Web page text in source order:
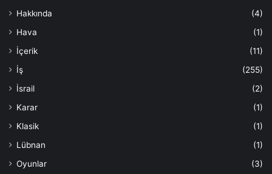
Hakkında
(4)
Hava
(1)
İçerik
(11)
İş
(255)
İsrail
(2)
Karar
(1)
Klasik
(1)
Lübnan
(1)
Oyunlar
(3)